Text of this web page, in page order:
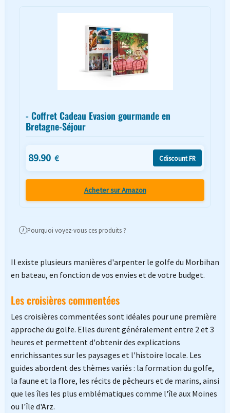
- Coffret Cadeau Evasion gourmande en
Bretagne-Séjour
89.90 € Cdiscount FR
Acheter sur Amazon
i Pourquoi voyez-vous ces produits ?
Il existe plusieurs manières d'arpenter le golfe du Morbihan
en bateau, en fonction de vos envies et de votre budget.
Les croisières commentées
Les croisières commentées sont idéales pour une première
approche du golfe. Elles durent généralement entre 2 et 3
heures et permettent d'obtenir des explications
enrichissantes sur les paysages et l'histoire locale. Les
guides abordent des thèmes variés : la formation du golfe,
la faune et la flore, les récits de pêcheurs et de marins, ainsi
que les îles les plus emblématiques comme l'île aux Moines
ou l'île d'Arz.